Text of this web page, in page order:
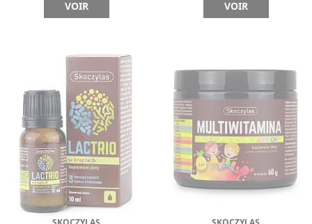
VOIR VOIR
SKOCZYLAS SKOCZYLAS